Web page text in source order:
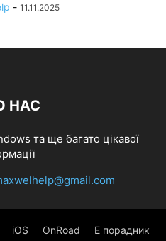
- 11.11.2025
НАС
та ще багато цікавої
iOS OnRoad Е порадник